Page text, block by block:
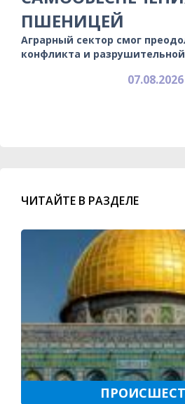
ПШЕНИЦЕЙ
Аграрный сектор смог
конфликта и разрушительной
07.08.2026
ЧИТАЙТЕ В РАЗДЕЛЕ